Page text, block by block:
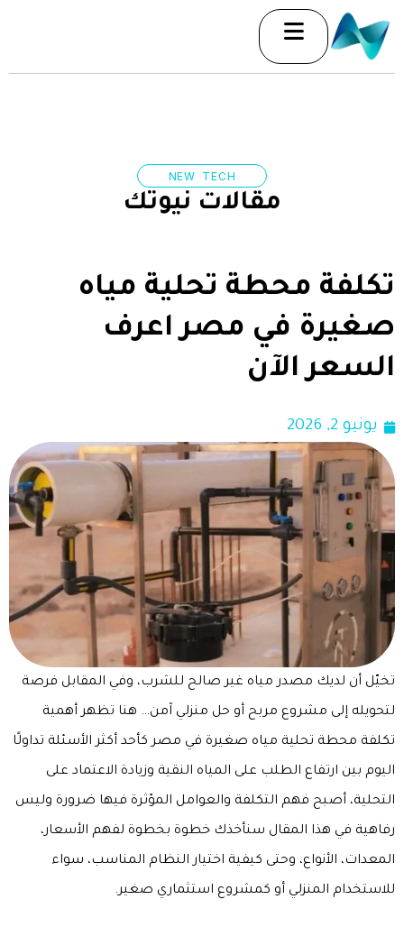
إلى
المحتوى
NEW TECH
مقالات نيوتك
تكلفة محطة تحلية مياه
صغيرة في مصر اعرف
السعر الآن
يونيو 2, 2026
تخيّل أن لديك مصدر مياه غير صالح للشرب، وفي المقابل فرصة
لتحويله إلى مشروع مربح أو حل منزلي آمن… هنا تظهر أهمية
تكلفة محطة تحلية مياه صغيرة في مصر كأحد أكثر الأسئلة تداولًا
اليوم بين ارتفاع الطلب على المياه النقية وزيادة الاعتماد على
التحلية، أصبح فهم التكلفة والعوامل المؤثرة فيها ضرورة وليس
رفاهية في هذا المقال سنأخذك خطوة بخطوة لفهم الأسعار،
المعدات، الأنواع، وحتى كيفية اختيار النظام المناسب، سواء
للاستخدام المنزلي أو كمشروع استثماري صغير.